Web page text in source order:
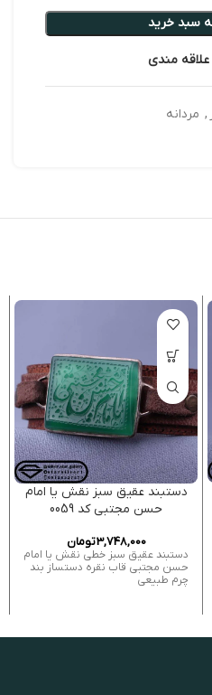
سبد خرید
مندی
, مردانه
دستبند عقیق سبز نقش یا امام
حسن مجتبی کد 0059
3,748,000تومان
دستبند عقیق سبز خطی نقش یا امام
حسن مجتبی قاب نقره دستساز بند
چرم طبیعی